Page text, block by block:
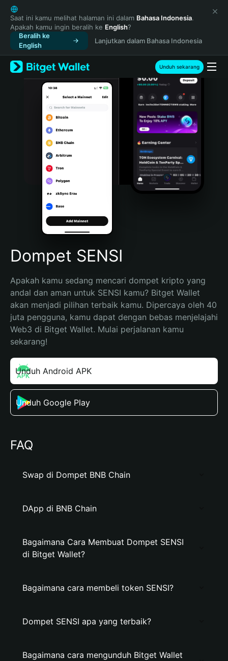
English
日本語
Tiếng Việt
Русский
Español (Latinoamérica)
Türkçe
Italiano
Português (Portugal)
Bahasa Indonesia
Português (Brasil)
Español (Argentina)
Saat ini kamu melihat halaman ini dalam Bahasa Indonesia.
Apakah kamu ingin beralih ke English?
Beralih ke
English
Lanjutkan dalam Bahasa Indonesia
Unduh sekarang
Dompet SENSI
Apakah kamu sedang mencari dompet kripto yang
andal dan aman untuk SENSI kamu? Bitget Wallet
akan menjadi pilihan terbaik kamu. Dipercaya oleh 40
juta pengguna, kamu dapat dengan bebas menjelajahi
Web3 di Bitget Wallet. Mulai perjalanan kamu
sekarang!
Unduh Android APK
Unduh Google Play
FAQ
Swap di Dompet BNB Chain
DApp di BNB Chain
Bagaimana Cara Membuat Dompet SENSI
di Bitget Wallet?
Bagaimana cara membeli token SENSI?
Dompet SENSI apa yang terbaik?
Bagaimana cara mengunduh Bitget Wallet